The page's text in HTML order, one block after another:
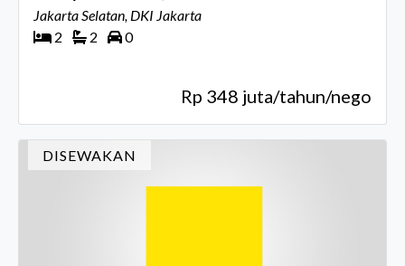
Jakarta Selatan, DKI Jakarta
2
2 0
Rp 348 juta/tahun/nego
DISEWAKAN